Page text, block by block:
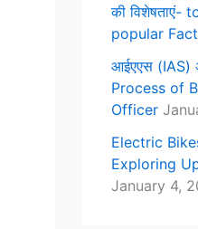
की विशेषताएं-
popular
आईएएस (IAS)
Process of
Officer
Electric
Exploring
January 4,